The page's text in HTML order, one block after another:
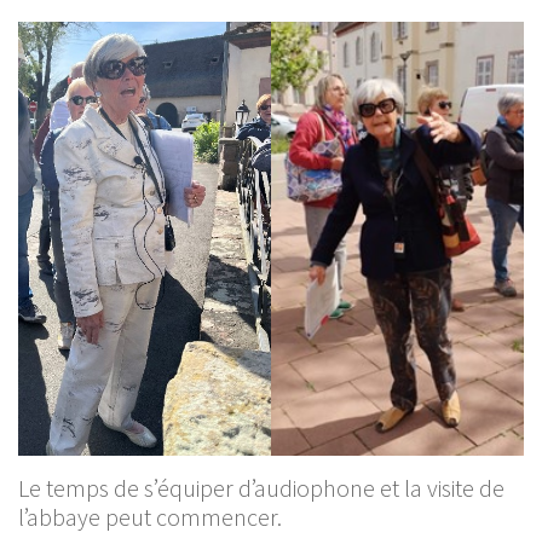
Le temps de s’équiper d’audiophone et la visite de
l’abbaye peut commencer.